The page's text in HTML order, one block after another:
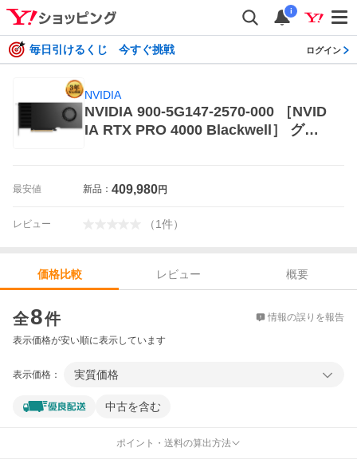
i
毎日引けるくじ 今すぐ挑戦 ログイン
NVIDIA
NVIDIA 900-5G147-2570-000 ［NVID
IA RTX PRO 4000 Blackwell］ グラ
最安値 新品： 409,980円
レビュー （1件）
価格比較 レビュー
概要
全8件 情報の誤りを報告
表示価格が安い順に表示しています
表示価格： 実質価格
中古を含む
ポイント・送料の算出方法